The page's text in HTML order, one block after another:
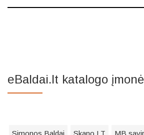
eBaldai.lt katalogo
Simonos Baldai Skano LT MB